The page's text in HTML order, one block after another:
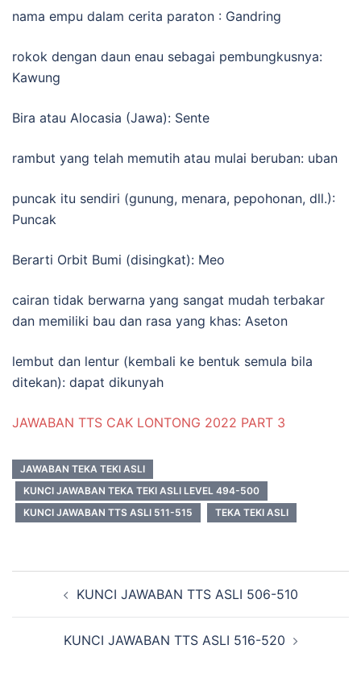
nama empu dalam cerita paraton : Gandring
rokok dengan daun enau sebagai pembungkusnya:
Kawung
Bira atau Alocasia (Jawa): Sente
rambut yang telah memutih atau mulai beruban: uban
puncak itu sendiri (gunung, menara, pepohonan, dll.):
Puncak
Berarti Orbit Bumi (disingkat): Meo
cairan tidak berwarna yang sangat mudah terbakar
dan memiliki bau dan rasa yang khas: Aseton
lembut dan lentur (kembali ke bentuk semula bila
ditekan): dapat dikunyah
JAWABAN TTS CAK LONTONG 2022 PART 3
JAWABAN TEKA TEKI ASLI
KUNCI JAWABAN TEKA TEKI ASLI LEVEL 494-500
KUNCI JAWABAN TTS ASLI 511-515
TEKA TEKI ASLI
Navigasi
Tulisan
KUNCI JAWABAN TTS ASLI 506-510
KUNCI JAWABAN TTS ASLI 516-520